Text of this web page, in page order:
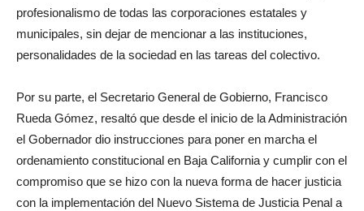
profesionalismo de todas las corporaciones estatales y
municipales, sin dejar de mencionar a las instituciones,
personalidades de la sociedad en las tareas del colectivo.
Por su parte, el Secretario General de Gobierno, Francisco
Rueda Gómez, resaltó que desde el inicio de la Administración
el Gobernador dio instrucciones para poner en marcha el
ordenamiento constitucional en Baja California y cumplir con el
compromiso que se hizo con la nueva forma de hacer justicia
con la implementación del Nuevo Sistema de Justicia Penal a